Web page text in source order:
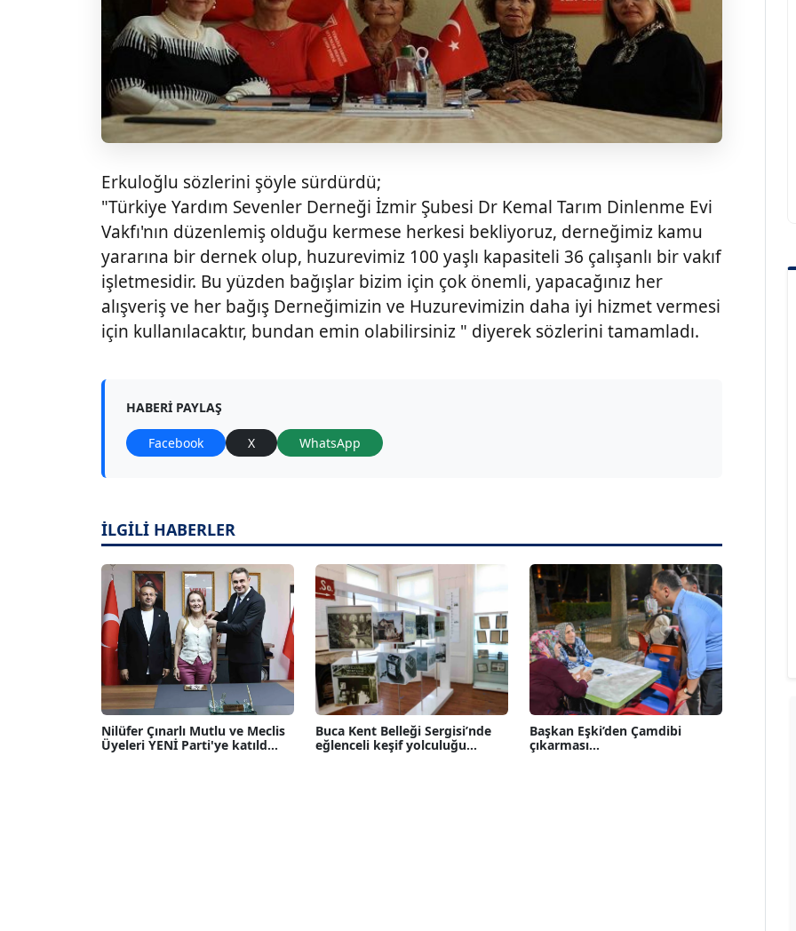
Erkuloğlu sözlerini şöyle sürdürdü;
"Türkiye Yardım Sevenler Derneği İzmir Şubesi Dr Kemal Tarım Dinlenme Evi
Vakfı'nın düzenlemiş olduğu kermese herkesi bekliyoruz, derneğimiz kamu
yararına bir dernek olup, huzurevimiz 100 yaşlı kapasiteli 36 çalışanlı bir vakıf
işletmesidir. Bu yüzden bağışlar bizim için çok önemli, yapacağınız her
alışveriş ve her bağış Derneğimizin ve Huzurevimizin daha iyi hizmet vermesi
için kullanılacaktır, bundan emin olabilirsiniz " diyerek sözlerini tamamladı.
HABERI PAYLAŞ
Facebook X WhatsApp
İLGİLİ HABERLER
Nilüfer Çınarlı Mutlu ve Meclis
Üyeleri YENİ Parti'ye katıld...
Buca Kent Belleği Sergisi’nde
eğlenceli keşif yolculuğu...
Başkan Eşki’den Çamdibi
çıkarması...